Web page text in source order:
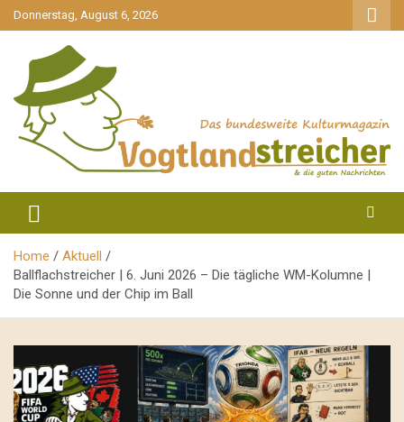
gehe
zum
Donnerstag, August 6, 2026
Vogtlandstreicher
Home
Aktuell
Ballflachstreicher | 6. Juni 2026 – Die tägliche WM-Kolumne |
Die Sonne und der Chip im Ball